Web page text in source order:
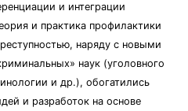
и интеграции
и практика профилактики
наряду с новыми
наук (уголовного
и др.), обогатились
и разработок на основе